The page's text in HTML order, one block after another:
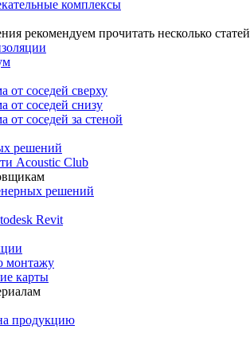
комплексы
рекомендуем прочитать несколько статей
соседей сверху
соседей снизу
соседей за стеной
решений
Acoustic Club
решений
Revit
монтажу
карты
продукцию